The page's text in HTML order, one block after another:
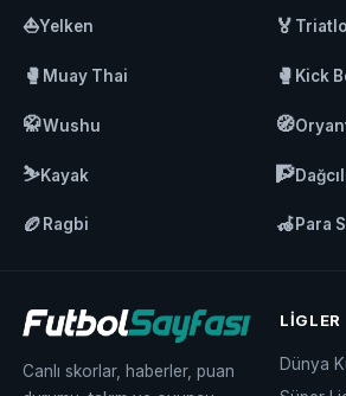
⛵Yelken 🏅
🥊 Muay Thai 🥊 Kick
🥋Wushu 🧭
⛷️Kayak 🧗
🏉 Ragbi 🦽Para
Canlı skorlar, haberler, puan
LIGLER
Dünya